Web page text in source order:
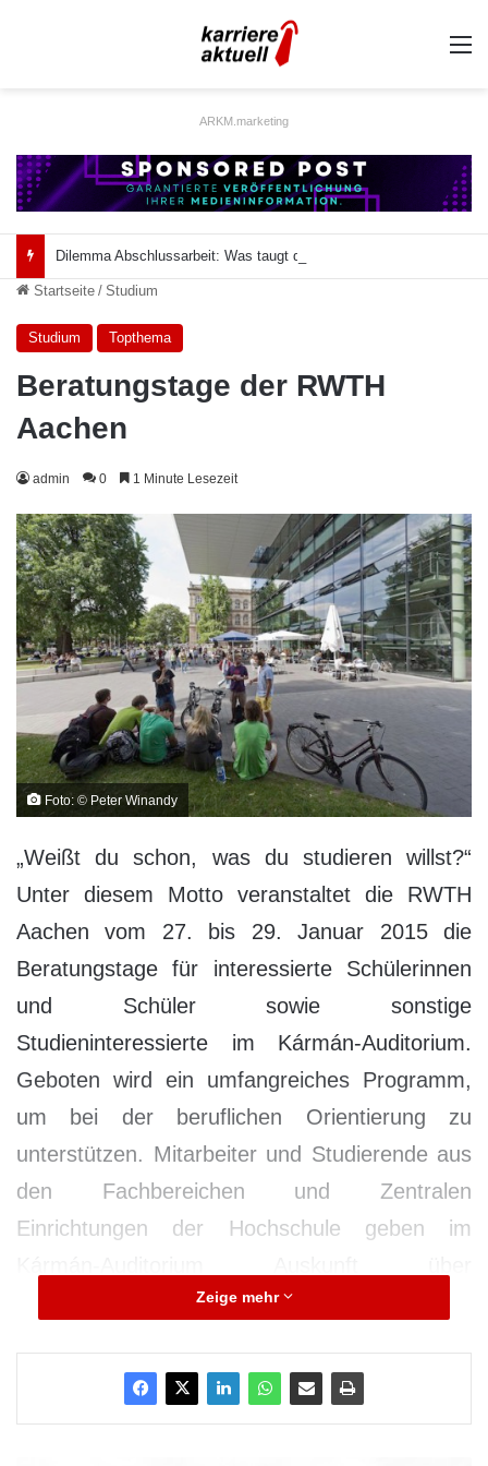
ARKM.marketing
Startseite / Studium
Studium Topthema
Beratungstage der RWTH
Aachen
admin 0 1 Minute Lesezeit
Foto: © Peter Winandy
„Weißt du schon, was du studieren willst?“
Unter diesem Motto veranstaltet die RWTH
Aachen vom 27. bis 29. Januar 2015 die
Beratungstage für interessierte Schülerinnen
und Schüler sowie sonstige
Studieninteressierte im Kármán-Auditorium.
Geboten wird ein umfangreiches Programm,
um bei der beruflichen Orientierung zu
unterstützen. Mitarbeiter und Studierende aus
den Fachbereichen und Zentralen
Einrichtungen der Hochschule geben im
Studienangebot und Rahmenbedingungen
der drei Tage hat einen inhaltlichen
Schwerpunkt:
Zeige mehr